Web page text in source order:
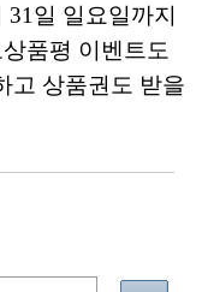
일 일요일까지
품평 이벤트도
고 상품권도 받을